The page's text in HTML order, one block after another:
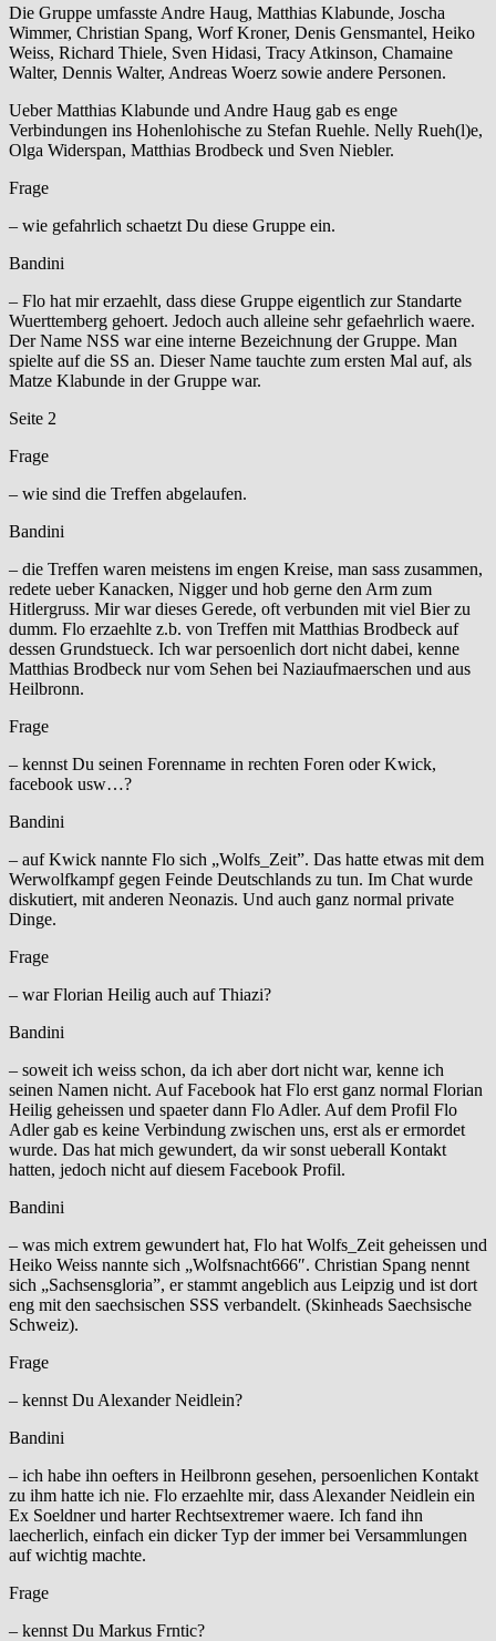
Die Gruppe umfasste Andre Haug, Matthias Klabunde, Joscha
Wimmer, Christian Spang, Worf Kroner, Denis Gensmantel, Heiko
Weiss, Richard Thiele, Sven Hidasi, Tracy Atkinson, Chamaine
Walter, Dennis Walter, Andreas Woerz sowie andere Personen.
Ueber Matthias Klabunde und Andre Haug gab es enge
Verbindungen ins Hohenlohische zu Stefan Ruehle. Nelly Rueh(l)e,
Olga Widerspan, Matthias Brodbeck und Sven Niebler.
Frage
– wie gefahrlich schaetzt Du diese Gruppe ein.
Bandini
– Flo hat mir erzaehlt, dass diese Gruppe eigentlich zur Standarte
Wuerttemberg gehoert. Jedoch auch alleine sehr gefaehrlich waere.
Der Name NSS war eine interne Bezeichnung der Gruppe. Man
spielte auf die SS an. Dieser Name tauchte zum ersten Mal auf, als
Matze Klabunde in der Gruppe war.
Seite 2
Frage
– wie sind die Treffen abgelaufen.
Bandini
– die Treffen waren meistens im engen Kreise, man sass zusammen,
redete ueber Kanacken, Nigger und hob gerne den Arm zum
Hitlergruss. Mir war dieses Gerede, oft verbunden mit viel Bier zu
dumm. Flo erzaehlte z.b. von Treffen mit Matthias Brodbeck auf
dessen Grundstueck. Ich war persoenlich dort nicht dabei, kenne
Matthias Brodbeck nur vom Sehen bei Naziaufmaerschen und aus
Heilbronn.
Frage
– kennst Du seinen Forenname in rechten Foren oder Kwick,
facebook usw…?
Bandini
– auf Kwick nannte Flo sich „Wolfs_Zeit”. Das hatte etwas mit dem
Werwolfkampf gegen Feinde Deutschlands zu tun. Im Chat wurde
diskutiert, mit anderen Neonazis. Und auch ganz normal private
Dinge.
Frage
– war Florian Heilig auch auf Thiazi?
Bandini
– soweit ich weiss schon, da ich aber dort nicht war, kenne ich
seinen Namen nicht. Auf Facebook hat Flo erst ganz normal Florian
Heilig geheissen und spaeter dann Flo Adler. Auf dem Profil Flo
Adler gab es keine Verbindung zwischen uns, erst als er ermordet
wurde. Das hat mich gewundert, da wir sonst ueberall Kontakt
hatten, jedoch nicht auf diesem Facebook Profil.
Bandini
– was mich extrem gewundert hat, Flo hat Wolfs_Zeit geheissen und
Heiko Weiss nannte sich „Wolfsnacht666″. Christian Spang nennt
sich „Sachsensgloria”, er stammt angeblich aus Leipzig und ist dort
eng mit den saechsischen SSS verbandelt. (Skinheads Saechsische
Schweiz).
Frage
– kennst Du Alexander Neidlein?
Bandini
– ich habe ihn oefters in Heilbronn gesehen, persoenlichen Kontakt
zu ihm hatte ich nie. Flo erzaehlte mir, dass Alexander Neidlein ein
Ex Soeldner und harter Rechtsextremer waere. Ich fand ihn
laecherlich, einfach ein dicker Typ der immer bei Versammlungen
auf wichtig machte.
Frage
– kennst Du Markus Frntic?